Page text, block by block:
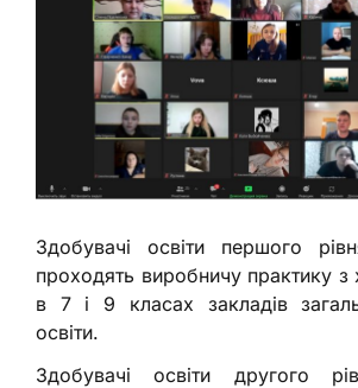
Здобувачі освіти першого
проходять виробничу практику з
в 7 і 9 класах закладів
освіти.
Здобувачі освіти другого